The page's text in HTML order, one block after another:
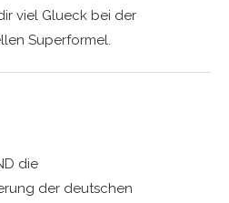
viel Glueck bei der
Superformel.
die
der deutschen